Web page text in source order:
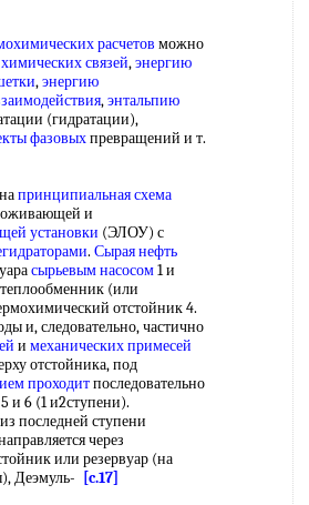
расчетов можно
связей,энергию
,энергию
,энтальпию
(гидратации),
фазовыхпревращений и т.
принципиальная схема
и
установки (ЭЛОУ) с
. Сырая нефть
сырьевым насосом1 и
теплообменник (или
отстойник 4.
и, следовательно, частично
и механических примесей
отстойника, под
проходитпоследовательно
и 6 (1 и2ступени).
последней ступени
через
или резервуар (на
Деэмуль-
[c.17]